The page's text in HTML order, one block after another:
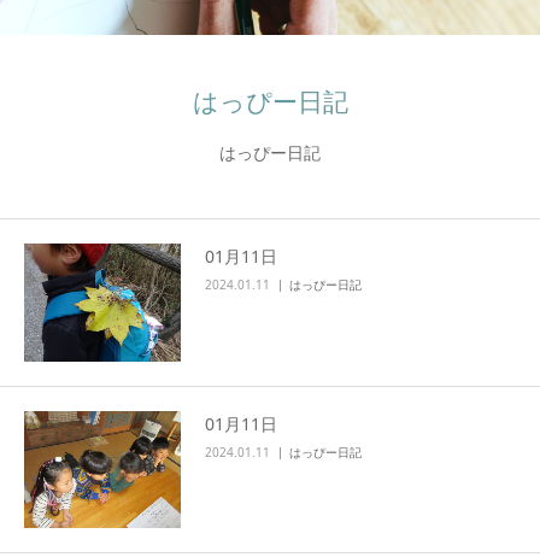
はっぴー日記
はっぴー日記
01月11日
2024.01.11 はっぴー日記
01月11日
2024.01.11 はっぴー日記
アクセス